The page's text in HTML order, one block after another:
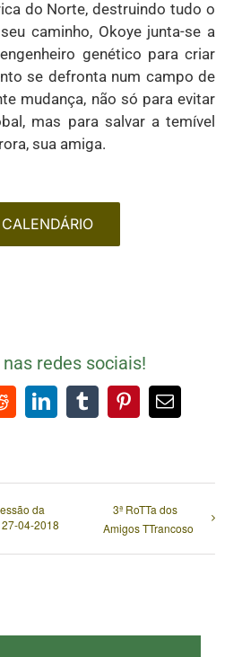
do Norte, destruindo tudo o
caminho, Okoye junta-se a
genético para criar
se defronta num campo de
mudança, não só para evitar
mas para salvar a temível
sua amiga.
redes sociais!
LinkedInTumblrPinterestEmail
publicado)
da
04-2018
3ª RoTTa dos
Amigos TTrancoso